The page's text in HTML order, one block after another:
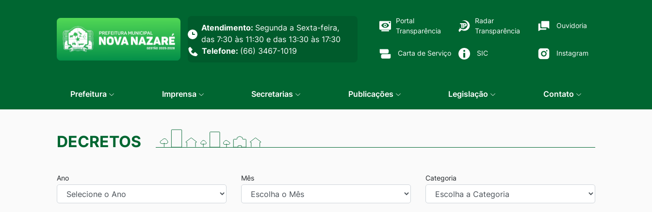
Atendimento: Segunda a Sexta-feira,
das 7:30 às 11:30 e das 13:30 às 17:30
Telefone: (66) 3467-1019
Portal
Transparência
Radar
Transparência
Ouvidoria
Carta de Serviço SIC Instagram
Prefeitura Imprensa Secretarias Publicações Legislação Contato
DECRETOS
Ano Mês Categoria